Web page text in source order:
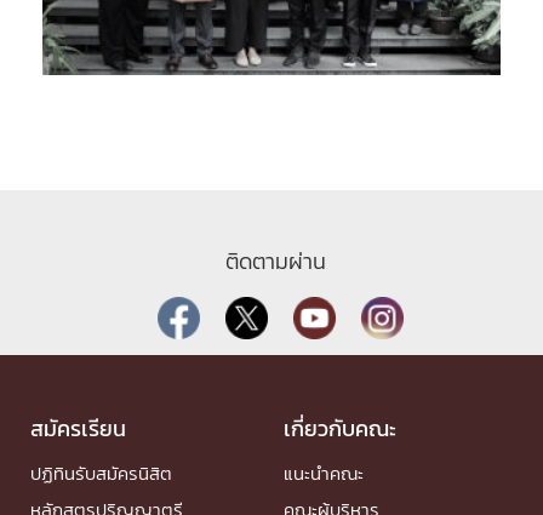
ติดตามผ่าน
สมัครเรียน
ปฏิทินรับสมัครนิสิต
เกี่ยวกับคณะ
แนะนำคณะ